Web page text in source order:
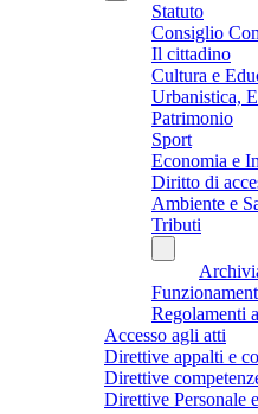
Statuto
Consiglio
Il cittadino
Cultura e
Urbanistica,
Patrimonio
Sport
Economia e
Diritto di
Ambiente e
Tributi
Regolamenti
Accesso agli atti
Direttive appalti e
Direttive
Direttive Personale